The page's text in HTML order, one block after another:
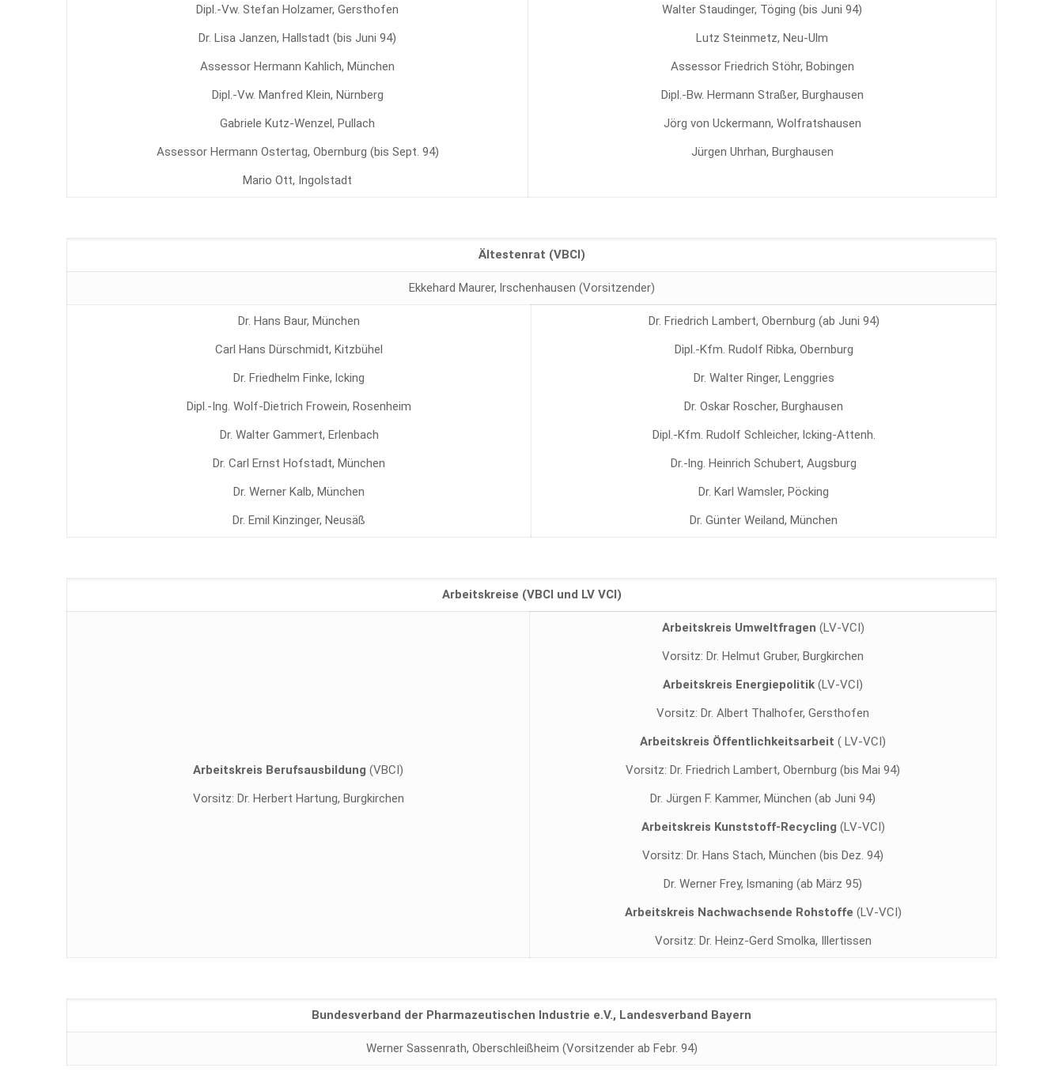
Dipl.-Vw. Stefan Holzamer, Gersthofen
Dr. Lisa Janzen, Hallstadt (bis Juni 94)
Assessor Hermann Kahlich, München
Dipl.-Vw. Manfred Klein, Nürnberg
Gabriele Kutz-Wenzel, Pullach
Assessor Hermann Ostertag, Obernburg (bis Sept. 94)
Mario Ott, Ingolstadt
Walter Staudinger, Töging (bis Juni 94)
Lutz Steinmetz, Neu-Ulm
Assessor Friedrich Stöhr, Bobingen
Dipl.-Bw. Hermann Straßer, Burghausen
Jörg von Uckermann, Wolfratshausen
Jürgen Uhrhan, Burghausen
Ältestenrat (VBCI)
Ekkehard Maurer, lrschenhausen (Vorsitzender)
Dr. Hans Baur, München
Carl Hans Dürschmidt, Kitzbühel
Dr. Friedhelm Finke, lcking
Dipl.-Ing. Wolf-Dietrich Frowein, Rosenheim
Dr. Walter Gammert, Erlenbach
Dr. Carl Ernst Hofstadt, München
Dr. Werner Kalb, München
Dr. Emil Kinzinger, Neusäß
Dr. Friedrich Lambert, Obernburg (ab Juni 94)
Dipl.-Kfm. Rudolf Ribka, Obernburg
Dr. Walter Ringer, Lenggries
Dr. Oskar Roscher, Burghausen
Dipl.-Kfm. Rudolf Schleicher, lcking-Attenh.
Dr.-lng. Heinrich Schubert, Augsburg
Dr. Karl Wamsler, Pöcking
Dr. Günter Weiland, München
Arbeitskreise (VBCI und LV VCI)
Arbeitskreis Berufsausbildung (VBCI)
Vorsitz: Dr. Herbert Hartung, Burgkirchen
Arbeitskreis Umweltfragen (LV-VCI)
Vorsitz: Dr. Helmut Gruber, Burgkirchen
Arbeitskreis Energiepolitik (LV-VCI)
Vorsitz: Dr. Albert Thalhofer, Gersthofen
Arbeitskreis Öffentlichkeitsarbeit ( LV-VCI)
Vorsitz: Dr. Friedrich Lambert, Obernburg (bis Mai 94)
Dr. Jürgen F. Kammer, München (ab Juni 94)
Arbeitskreis Kunststoff-Recycling (LV-VCI)
Vorsitz: Dr. Hans Stach, München (bis Dez. 94)
Dr. Werner Frey, lsmaning (ab März 95)
Arbeitskreis Nachwachsende Rohstoffe (LV-VCI)
Vorsitz: Dr. Heinz-Gerd Smolka, Illertissen
Bundesverband der Pharmazeutischen Industrie e.V., Landesverband Bayern
Werner Sassenrath, Oberschleißheim (Vorsitzender ab Febr. 94)